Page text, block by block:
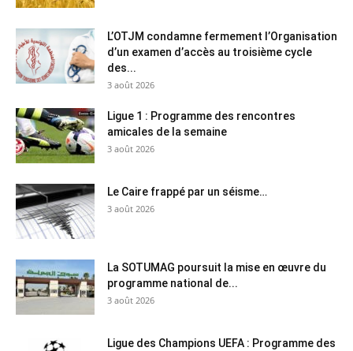
L’OTJM condamne fermement l’Organisation
d’un examen d’accès au troisième cycle
des...
3 août 2026
Ligue 1 : Programme des rencontres
amicales de la semaine
3 août 2026
Le Caire frappé par un séisme…
3 août 2026
La SOTUMAG poursuit la mise en œuvre du
programme national de...
3 août 2026
Ligue des Champions UEFA : Programme des